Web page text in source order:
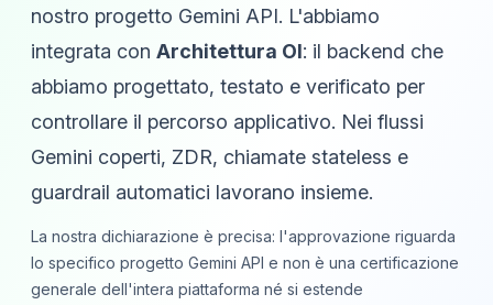
nostro progetto Gemini API. L'abbiamo
integrata con Architettura OI: il backend che
abbiamo progettato, testato e verificato per
controllare il percorso applicativo. Nei flussi
Gemini coperti, ZDR, chiamate stateless e
guardrail automatici lavorano insieme.
La nostra dichiarazione è precisa: l'approvazione riguarda
lo specifico progetto Gemini API e non è una certificazione
generale dell'intera piattaforma né si estende